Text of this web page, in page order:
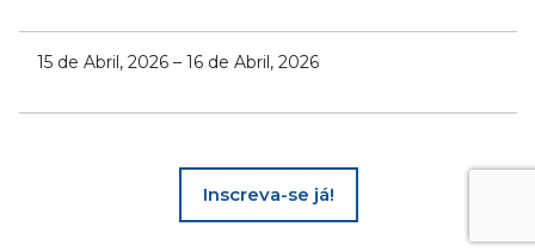
15 de Abril, 2026 – 16 de Abril, 2026
Inscreva-se já!